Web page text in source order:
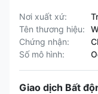
Nơi xuất xứ:
Tên thương hiệu:
Chứng nhận:
Số mô hình:
Giao dịch Bất